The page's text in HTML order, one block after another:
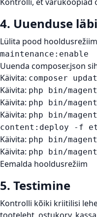
Kontrolli, et varukoopiad
4. Uuenduse
Lülita pood
maintenance:enable
Uuenda composer.json
Käivita: composer
Käivita: php bin/
Käivita: php bin/
Käivita: php bin/
content:deploy -f
Käivita: php bin/
Käivita: php bin/
Eemalda hooldusrežiim
5. Testimine
Kontrolli kõiki kriitilisi